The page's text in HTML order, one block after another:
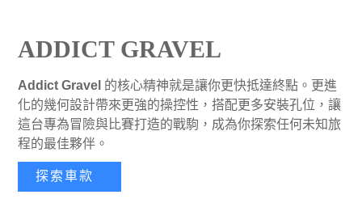
ADDICT GRAVEL
Addict Gravel 的核心精神就是讓你更快抵達終點。更進
化的幾何設計帶來更強的操控性，搭配更多安裝孔位，讓
這台專為冒險與比賽打造的戰駒，成為你探索任何未知旅
程的最佳夥伴。
探索車款